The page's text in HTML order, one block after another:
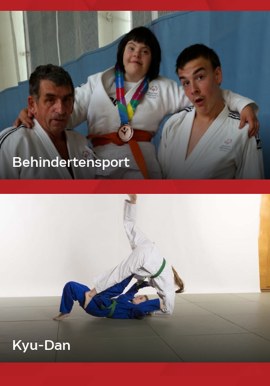
Behindertensport
Kyu-Dan